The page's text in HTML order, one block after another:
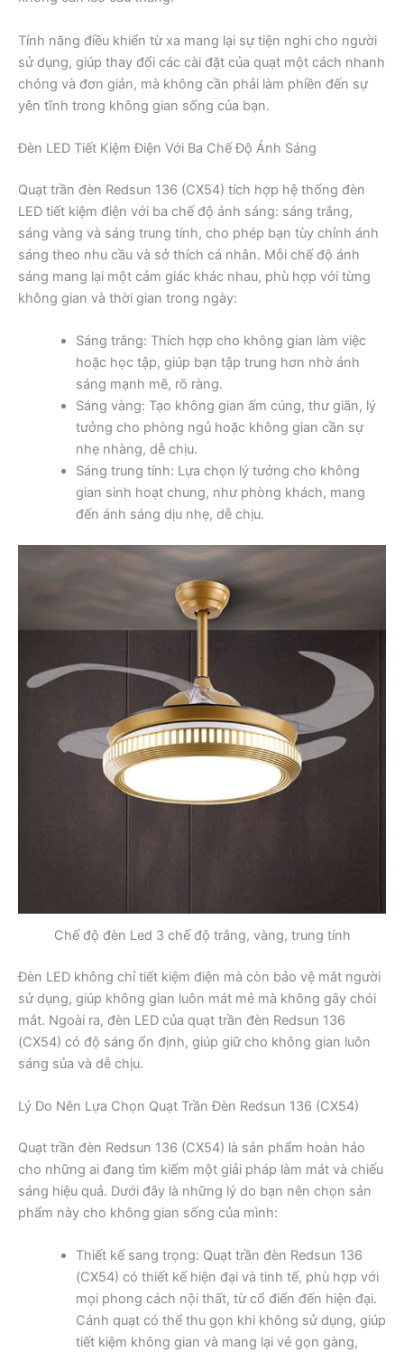
Tính năng điều khiển từ xa mang lại sự tiện nghi cho người
sử dụng, giúp thay đổi các cài đặt của quạt một cách nhanh
chóng và đơn giản, mà không cần phải làm phiền đến sự
yên tĩnh trong không gian sống của bạn.
Đèn LED Tiết Kiệm Điện Với Ba Chế Độ Ánh Sáng
Quạt trần đèn Redsun 136 (CX54) tích hợp hệ thống đèn
LED tiết kiệm điện với ba chế độ ánh sáng: sáng trắng,
sáng vàng và sáng trung tính, cho phép bạn tùy chỉnh ánh
sáng theo nhu cầu và sở thích cá nhân. Mỗi chế độ ánh
sáng mang lại một cảm giác khác nhau, phù hợp với từng
không gian và thời gian trong ngày:
Sáng trắng: Thích hợp cho không gian làm việc
hoặc học tập, giúp bạn tập trung hơn nhờ ánh
sáng mạnh mẽ, rõ ràng.
Sáng vàng: Tạo không gian ấm cúng, thư giãn, lý
tưởng cho phòng ngủ hoặc không gian cần sự
nhẹ nhàng, dễ chịu.
Sáng trung tính: Lựa chọn lý tưởng cho không
gian sinh hoạt chung, như phòng khách, mang
đến ánh sáng dịu nhẹ, dễ chịu.
Chế độ đèn Led 3 chế độ trắng, vàng, trung tính
Đèn LED không chỉ tiết kiệm điện mà còn bảo vệ mắt người
sử dụng, giúp không gian luôn mát mẻ mà không gây chói
mắt. Ngoài ra, đèn LED của quạt trần đèn Redsun 136
(CX54) có độ sáng ổn định, giúp giữ cho không gian luôn
sáng sủa và dễ chịu.
Lý Do Nên Lựa Chọn Quạt Trần Đèn Redsun 136 (CX54)
Quạt trần đèn Redsun 136 (CX54) là sản phẩm hoàn hảo
cho những ai đang tìm kiếm một giải pháp làm mát và chiếu
sáng hiệu quả. Dưới đây là những lý do bạn nên chọn sản
phẩm này cho không gian sống của mình:
Thiết kế sang trọng: Quạt trần đèn Redsun 136
(CX54) có thiết kế hiện đại và tinh tế, phù hợp với
mọi phong cách nội thất, từ cổ điển đến hiện đại.
Cánh quạt có thể thu gọn khi không sử dụng, giúp
tiết kiệm không gian và mang lại vẻ gọn gàng,